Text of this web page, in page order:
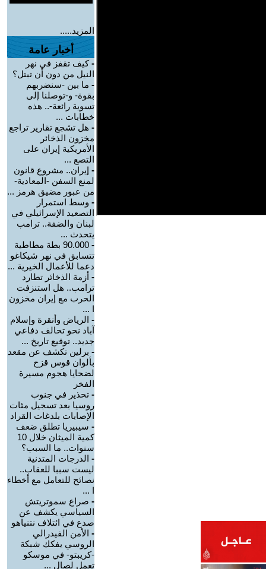
المزيد.....
أخبار عامة
-كيف تقفز في نهر
النيل من دون أن تبتل؟
- ما بين -سنضربهم
بقوة- و-توصلنا إلى
تسوية رائعة-.. هذه
خطابات ...
- هل تشجع تقارير تراجع
مخزون الذخائر
الأمريكية إيران على
التصع ...
- إيران.. مشروع قانون
لمنع السفن -المعادية-
من عبور مضيق هرمز ...
- وسط استمرار
التصعيد الإسرائيلي في
لبنان والضفة.. ترامب
يتحدث ...
-
90.000 بطة مطاطية
تتسابق في نهر شيكاغو
دعما للأعمال الخيرية ...
- أزمة الذخائر تطارد
ترامب.. هل استنزفت
الحرب مع إيران مخزون
ا ...
- الرياض وأنقرة وإسلام
آباد نحو تحالف دفاعي
جديد.. توقيع تاريخ ...
- برلين تكشف عن مقعد
بألوان قوس قزح
لضحايا هجوم مسيرة
الفخر
- تحذير في جنوب
روسيا بعد تسجيل مئات
الإصابات بلدغات القراد
- سيبيريا تطلق ضعف
كمية الميثان خلال 10
سنوات.. ما السبب؟
- الدرجات المتدنية
ليست سببا للعقاب..
نصائح للتعامل مع أخطاء
ا ...
- صراع سموتريتش
السياسي يكشف عن
صدع في ائتلاف نتنياهو
- الأمن الفيدرالي
الروسي يفكك شبكة
-كريبتو- في موسكو
تعمل لصال ...